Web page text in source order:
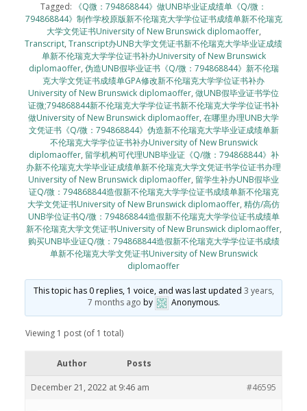
Tagged:
《Q微：794868844》做UNB毕业证成绩单《Q/微：
794868844》制作学校原版新不伦瑞克大学学位证书成绩单新不伦瑞克
大学文凭证书University of New Brunswick diplomaoffer,
Transcript, Transcript办UNB大学文凭证书新不伦瑞克大学毕业证成绩
单新不伦瑞克大学学位证书补办University of New Brunswick
diplomaoffer, 伪造UNB假毕业证书《Q/微：794868844》新不伦瑞
克大学文凭证书成绩单GPA修改新不伦瑞克大学学位证书补办
University of New Brunswick diplomaoffer, 做UNB假毕业证书学位
证微;794868844新不伦瑞克大学学位证书新不伦瑞克大学学位证书补
做University of New Brunswick diplomaoffer, 在哪里办理UNB大学
文凭证书《Q/微：794868844》伪造新不伦瑞克大学毕业证成绩单新
不伦瑞克大学学位证书补办University of New Brunswick
diplomaoffer, 留学机构可代理UNB毕业证《Q/微：794868844》补
办新不伦瑞克大学毕业证成绩单新不伦瑞克大学文凭证书学位证书办理
University of New Brunswick diplomaoffer, 留学生补办UNB假毕业
证Q/微：794868844造假新不伦瑞克大学学位证书成绩单新不伦瑞克
大学文凭证书University of New Brunswick diplomaoffer, 精仿/高仿
UNB学位证书Q/微：794868844造假新不伦瑞克大学学位证书成绩单
新不伦瑞克大学文凭证书University of New Brunswick diplomaoffer,
购买UNB毕业证Q/微：794868844造假新不伦瑞克大学学位证书成绩
单新不伦瑞克大学文凭证书University of New Brunswick
diplomaoffer
This topic has 0 replies, 1 voice, and was last updated 3 years,
7 months ago by Anonymous.
Viewing 1 post (of 1 total)
Author Posts
December 21, 2022 at 9:46 am #46595